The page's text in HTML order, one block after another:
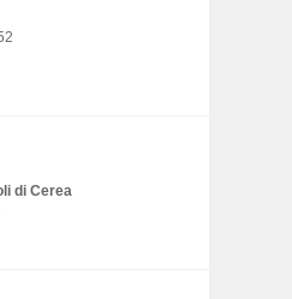
di Cerea